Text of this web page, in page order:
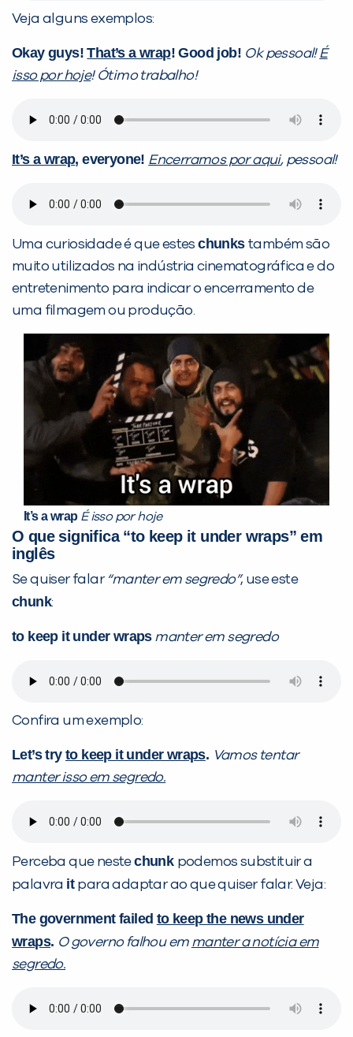
Veja alguns exemplos:
Okay guys!That’s a wrap! Good job! Ok pessoal!É
isso por hoje! Ótimo trabalho!
It’s a wrap, everyone! Encerramos por aqui, pessoal!
Uma curiosidade é que esteschunkstambém são
muito utilizados na indústria cinematográfica e do
entretenimento para indicar o encerramento de
uma filmagem ou produção.
It’s a wrap É isso por hoje
O que significa “to keep it under wraps” em
inglês
Se quiser falar“manter em segredo”, use este
chunk:
to keep it under wraps manter em segredo
Confira um exemplo:
Let’s tryto keep it under wraps. Vamos tentar
manter isso em segredo.
Perceba que nestechunk podemos substituir a
palavra it para adaptar ao que quiser falar. Veja:
The government failed to keep the news under
wraps. O governo falhou em manter a notícia em
segredo.